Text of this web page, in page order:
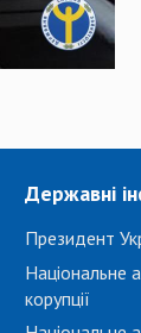
Державні
Президент
Національне
корупції